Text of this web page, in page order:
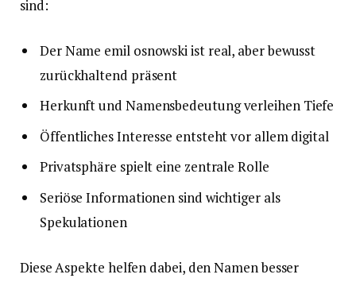
sind:
Der Name emil osnowski ist real, aber bewusst
zurückhaltend präsent
Herkunft und Namensbedeutung verleihen Tiefe
Öffentliches Interesse entsteht vor allem digital
Privatsphäre spielt eine zentrale Rolle
Seriöse Informationen sind wichtiger als
Spekulationen
Diese Aspekte helfen dabei, den Namen besser